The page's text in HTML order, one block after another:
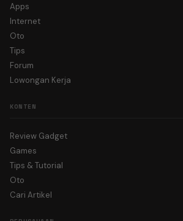
Apps
Internet
Oto
Tips
Forum
Lowongan Kerja
KONTEN
Review Gadget
Games
Tips & Tutorial
Oto
Cari Artikel